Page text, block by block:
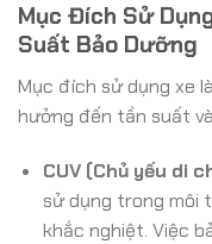
Mục Đích Sử
Suất Bảo Dưỡng
Mục đích sử dụng xe
hưởng đến tần suất
CUV (Chủ yếu di
sử dụng trong môi
khắc nghiệt. Việc